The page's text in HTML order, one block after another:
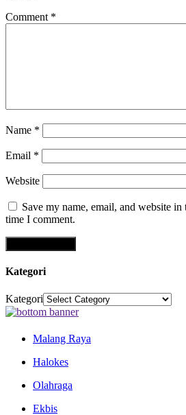
Comment *
Name *
Email *
Website
Save my name, email, and website
time I comment.
Kategori
Kategori
Malang Raya
Halokes
Olahraga
Ekbis